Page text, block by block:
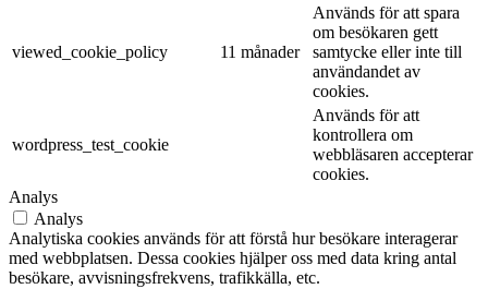
viewed_cookie_policy 11 månader
Används för att spara
om besökaren gett
samtycke eller inte till
användandet av
cookies.
wordpress_test_cookie
Används för att
kontrollera om
webbläsaren accepterar
cookies.
Analys
Analys
Analytiska cookies används för att förstå hur besökare interagerar
med webbplatsen. Dessa cookies hjälper oss med data kring antal
besökare, avvisningsfrekvens, trafikkälla, etc.